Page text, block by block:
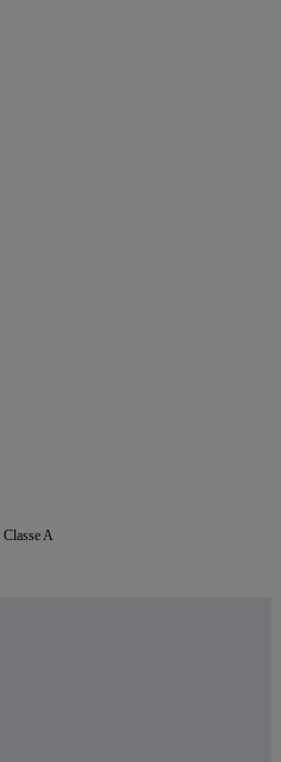
Classe A